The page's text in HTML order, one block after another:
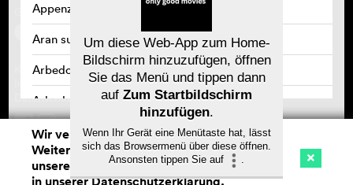
Kino Streaming Watchlist (
Appenzell
Aran sur Vilette
Arbedo
Arbedo-Castione
Arbon
Arlesheim
Speichern
Gefördert von
Kontakt
Impressum
Datenschutz
Registrieren/abonnieren
Newsletter
Häufig gestellte Fragen (FAQ)
Gutscheine
Wir verwenden Cookies. Mit dem
Weitersurfen auf cinefile.ch stimmen Sie
unserer Cookie-Nutzung zu. Mehr Infos
in unsererDatenschutzerklärung.
Um diese Web-App zum Home-
Bildschirm hinzuzufügen, öffnen
Sie das Menü und tippen dann
auf Zum Startbildschirm
hinzufügen.
Wenn Ihr Gerät eine Menütaste hat, lässt
sich das Browsermenü über diese öffnen.
Ansonsten tippen Sie auf
.